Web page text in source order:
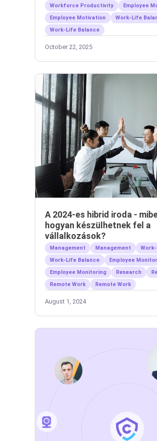
Workforce Productivity
Employee
Employee Motivation
Work-Life
Work-Life Balance
October 22, 2025
A 2024-es hibrid iroda -
hogyan készülhetnek fel a
vállalkozások?
Management Management
Work-Life Balance
Employee
Employee Monitoring
Research
Remote Work
Remote Work
August 1, 2024